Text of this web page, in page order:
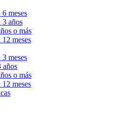
6 meses
3 años
o más
12 meses
3 meses
años
o más
12 meses